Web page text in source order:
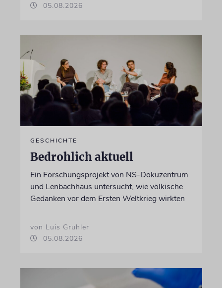
05.08.2026
GESCHICHTE
Bedrohlich aktuell
Ein Forschungsprojekt von NS-Dokuzentrum
und Lenbachhaus untersucht, wie völkische
Gedanken vor dem Ersten Weltkrieg wirkten
von Luis Gruhler
05.08.2026